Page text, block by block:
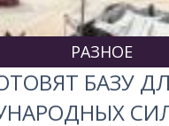
РАЗНОЕ
БАЗУ